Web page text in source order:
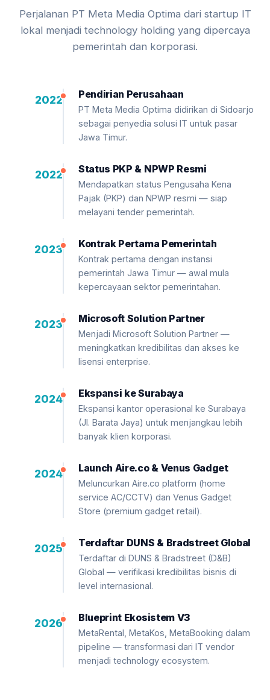
Perjalanan PT Meta Media Optima dari startup IT
lokal menjadi technology holding yang dipercaya
pemerintah dan korporasi.
2022 Pendirian Perusahaan
PT Meta Media Optima didirikan di Sidoarjo
sebagai penyedia solusi IT untuk pasar
Jawa Timur.
2022 Status PKP & NPWP Resmi
Mendapatkan status Pengusaha Kena
Pajak (PKP) dan NPWP resmi — siap
melayani tender pemerintah.
2023 Kontrak Pertama Pemerintah
Kontrak pertama dengan instansi
pemerintah Jawa Timur — awal mula
kepercayaan sektor pemerintahan.
2023 Microsoft Solution Partner
Menjadi Microsoft Solution Partner —
meningkatkan kredibilitas dan akses ke
lisensi enterprise.
2024 Ekspansi ke Surabaya
Ekspansi kantor operasional ke Surabaya
(Jl. Barata Jaya) untuk menjangkau lebih
banyak klien korporasi.
2024 Launch Aire.co & Venus Gadget
Meluncurkan Aire.co platform (home
service AC/CCTV) dan Venus Gadget
Store (premium gadget retail).
2025 Terdaftar DUNS & Bradstreet Global
Terdaftar di DUNS & Bradstreet (D&B)
Global — verifikasi kredibilitas bisnis di
level internasional.
2026 Blueprint Ekosistem V3
MetaRental, MetaKos, MetaBooking dalam
pipeline — transformasi dari IT vendor
menjadi technology ecosystem.